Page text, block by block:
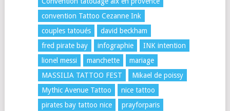
convention Tattoo Cezanne Ink
couples tatoués
david beckham
fred pirate bay
infographie
INK intention
lionel messi
manchette
mariage
MASSILIA TATTOO FEST
Mikael de poissy
Mythic Avenue Tattoo
nice tattoo
pirates bay tattoo nice
prayforparis